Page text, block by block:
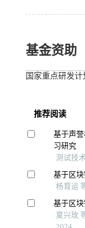
基金资助
国家重点研发计